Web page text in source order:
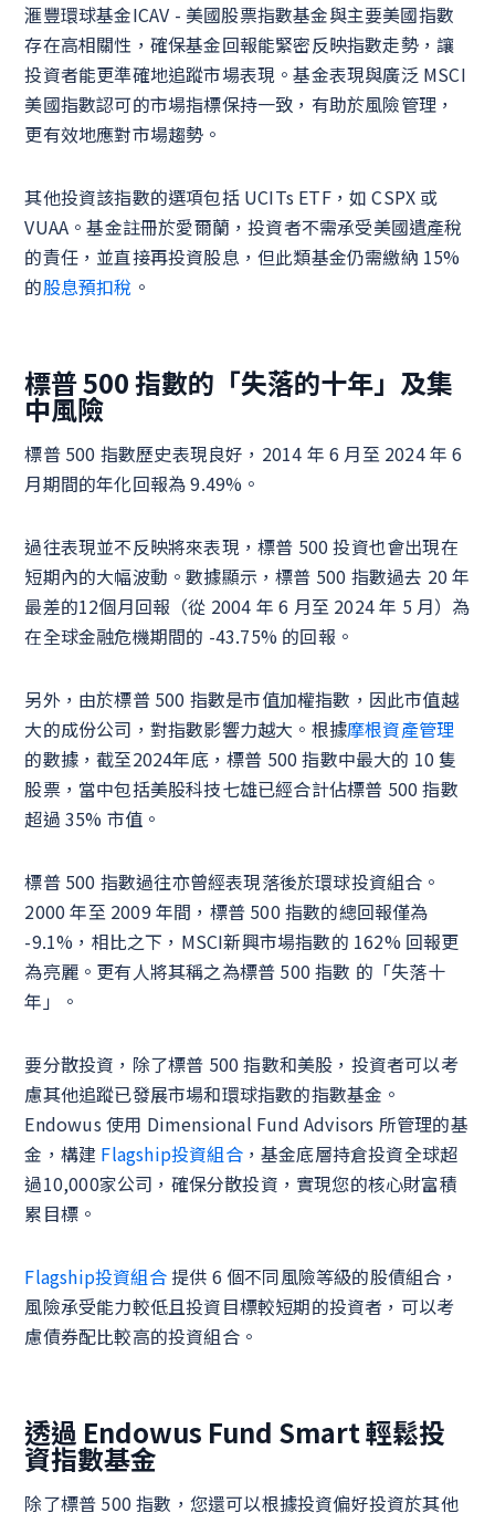
滙豐環球基金ICAV - 美國股票指數基金與主要美國指數
存在高相關性，確保基金回報能緊密反映指數走勢，讓
投資者能更準確地追蹤市場表現。基金表現與廣泛 MSCI
美國指數認可的市場指標保持一致，有助於風險管理，
更有效地應對市場趨勢。
其他投資該指數的選項包括 UCITs ETF，如 CSPX 或
VUAA。基金註冊於愛爾蘭，投資者不需承受美國遺產稅
的責任，並直接再投資股息，但此類基金仍需繳納 15%
的股息預扣稅 。
標普 500 指數的「失落的十年」及集
中風險
標普 500 指數歷史表現良好，2014 年 6 月至 2024 年 6
月期間的年化回報為 9.49%。
過往表現並不反映將來表現，標普 500 投資也會出現在
短期內的大幅波動。數據顯示，標普 500 指數過去 20 年
最差的12個月回報（從 2004 年 6 月至 2024 年 5 月）為
在全球金融危機期間的 -43.75% 的回報。
另外，由於標普 500 指數是市值加權指數，因此市值越
大的成份公司，對指數影響力越大。根據摩根資產管理
的數據，截至2024年底，標普 500 指數中最大的 10 隻
股票，當中包括美股科技七雄已經合計佔標普 500 指數
超過 35% 市值。
標普 500 指數過往亦曾經表現落後於環球投資組合。
2000 年至 2009 年間，標普 500 指數的總回報僅為
-9.1%，相比之下，MSCI新興市場指數的 162% 回報更
為亮麗。更有人將其稱之為標普 500 指數 的「失落十
年」。
要分散投資，除了標普 500 指數和美股，投資者可以考
慮其他追蹤已發展市場和環球指數的指數基金。
Endowus 使用 Dimensional Fund Advisors 所管理的基
金，構建 Flagship投資組合，基金底層持倉投資全球超
過10,000家公司，確保分散投資，實現您的核心財富積
累目標。
Flagship投資組合提供 6 個不同風險等級的股債組合，
風險承受能力較低且投資目標較短期的投資者，可以考
慮債券配比較高的投資組合。
透過 Endowus Fund Smart 輕鬆投
資指數基金
除了標普 500 指數，您還可以根據投資偏好投資於其他